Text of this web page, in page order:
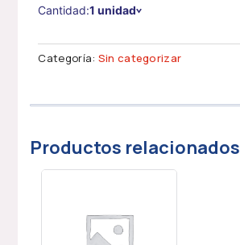
Cantidad:1 unidad
Categoría: Sin categorizar
Productos relacionados